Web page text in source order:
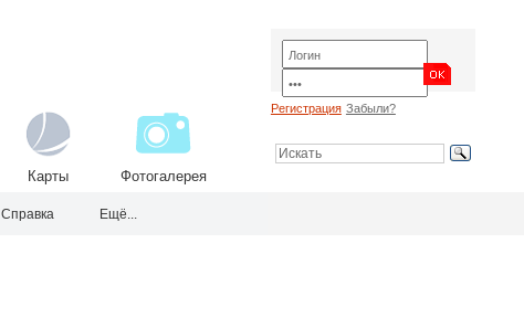
Карты Фотогалерея
Регистрация Забыли?
Справка Ещё...